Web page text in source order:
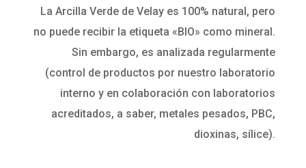
La Arcilla Verde de Velay es 100% natural, pero
no puede recibir la etiqueta «BIO» como mineral.
Sin embargo, es analizada regularmente
(control de productos por nuestro laboratorio
interno y en colaboración con laboratorios
acreditados, a saber, metales pesados, PBC,
dioxinas, sílice).